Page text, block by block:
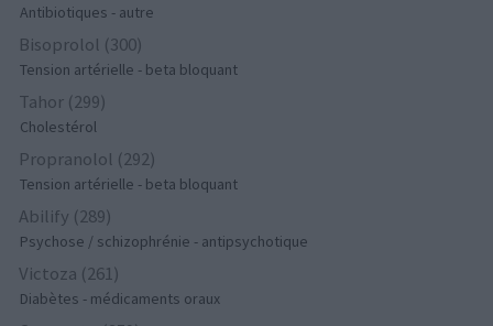
Antibiotiques - autre
Bisoprolol (300)
Tension artérielle - beta bloquant
Tahor (299)
Cholestérol
Propranolol (292)
Tension artérielle - beta bloquant
Abilify (289)
Psychose / schizophrénie - antipsychotique
Victoza (261)
Diabètes - médicaments oraux